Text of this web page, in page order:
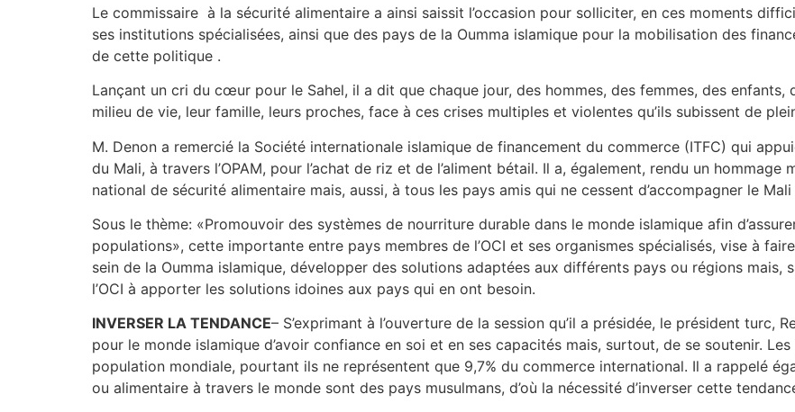
Le commissaire à la sécurité alimentaire a ainsi saissit l’occasion pour solliciter, en ces moments
ses institutions spécialisées, ainsi que des pays de la Oumma islamique pour la mobilisation des
de cette politique .
Lançant un cri du cœur pour le Sahel, il a dit que chaque jour, des hommes, des femmes, des
milieu de vie, leur famille, leurs proches, face à ces crises multiples et violentes qu’ils subissent de
M. Denon a remercié la Société internationale islamique de financement du commerce (ITFC) qui
du Mali, à travers l’OPAM, pour l’achat de riz et de l’aliment bétail. Il a, également, rendu un
national de sécurité alimentaire mais, aussi, à tous les pays amis qui ne cessent d’accompagner le
Sous le thème: «Promouvoir des systèmes de nourriture durable dans le monde islamique afin
populations», cette importante entre pays membres de l’OCI et ses organismes spécialisés, vise à
sein de la Oumma islamique, développer des solutions adaptées aux différents pays ou régions mais,
l’OCI à apporter les solutions idoines aux pays qui en ont besoin.
INVERSER LA TENDANCE– S’exprimant à l’ouverture de la session qu’il a présidée, le président turc,
pour le monde islamique d’avoir confiance en soi et en ses capacités mais, surtout, de se soutenir.
population mondiale, pourtant ils ne représentent que 9,7% du commerce international. Il a rappelé
ou alimentaire à travers le monde sont des pays musulmans, d’où la nécessité d’inverser cette